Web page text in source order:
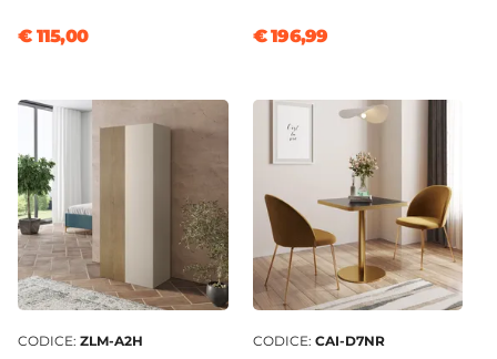
€ 115,00 € 196,99
CODICE: ZLM-A2H CODICE: CAI-D7NR